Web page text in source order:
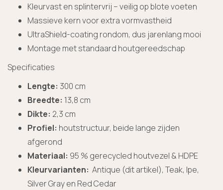
Kleurvast en splintervrij – veilig op blote voeten
Massieve kern voor extra vormvastheid
UltraShield-coating rondom, dus jarenlang mooi
Montage met standaard houtgereedschap
Specificaties
Lengte: 300 cm
Breedte: 13,8 cm
Dikte: 2,3 cm
Profiel: houtstructuur, beide lange zijden
afgerond
Materiaal: 95 % gerecycled houtvezel & HDPE
Kleurvarianten: Antique (dit artikel), Teak, Ipe,
Silver Gray en Red Cedar